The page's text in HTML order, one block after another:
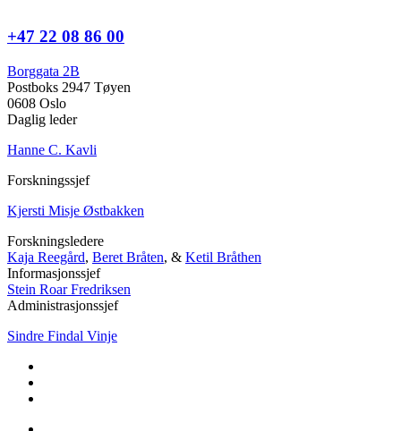
+47 22 08 86 00
Borggata 2B
Postboks 2947 Tøyen
0608 Oslo
Daglig leder
Hanne C. Kavli
Forskningssjef
Kjersti Misje Østbakken
Forskningsledere
Kaja Reegård, Beret Bråten, & Ketil Bråthen
Informasjonssjef
Stein Roar Fredriksen
Administrasjonssjef
Sindre Findal Vinje